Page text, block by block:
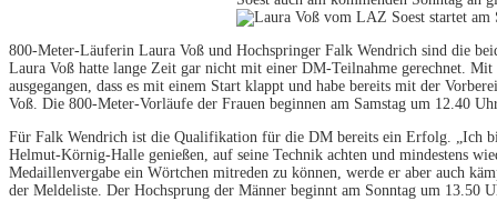
800-Meter-Läuferin Laura Voß und Hochspringer Falk Wendrich sind die
Laura Voß hatte lange Zeit gar nicht mit einer DM-Teilnahme gerechnet.
ausgegangen, dass es mit einem Start klappt und habe bereits mit der
Voß. Die 800-Meter-Vorläufe der Frauen beginnen am Samstag um 12.40
Für Falk Wendrich ist die Qualifikation für die DM bereits ein Erfolg. „Ich
Helmut-Körnig-Halle genießen, auf seine Technik achten und mindestens
Medaillenvergabe ein Wörtchen mitreden zu können, werde er aber auch
der Meldeliste. Der Hochsprung der Männer beginnt am Sonntag um 13.50